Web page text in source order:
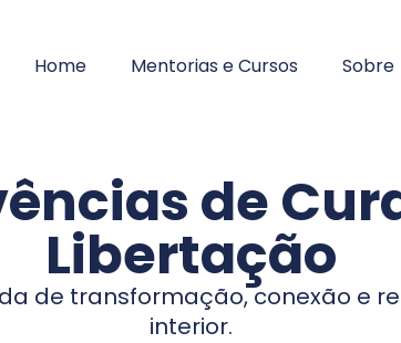
Home Mentorias e Cursos Sobre
de
Libertação
de transformação, conexão e
interior.